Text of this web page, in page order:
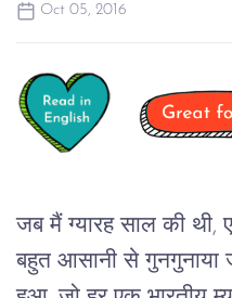
Oct 05, 2016
जब मैं ग्यारह साल की थी,
बहुत आसानी से गुनगुनाया